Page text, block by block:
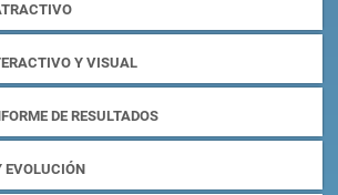
Y VISUAL
DE RESULTADOS
EVOLUCIÓN